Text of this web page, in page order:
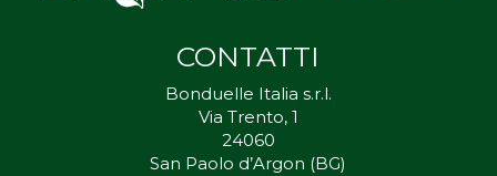
CONTATTI
Bonduelle Italia s.r.l.
Via Trento, 1
24060
San Paolo d’Argon (BG)